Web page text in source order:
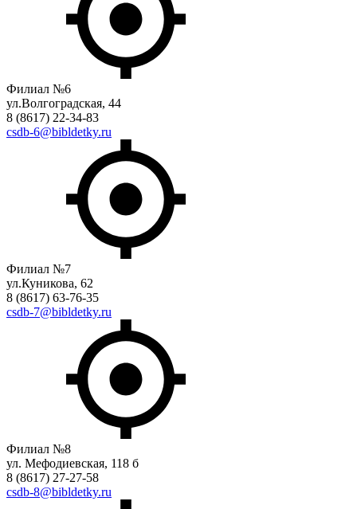
Филиал №6
ул.Волгоградская, 44
8 (8617) 22-34-83
csdb-6@bibldetky.ru
Филиал №7
ул.Куникова, 62
8 (8617) 63-76-35
csdb-7@bibldetky.ru
Филиал №8
ул. Мефодиевская, 118 б
8 (8617) 27-27-58
csdb-8@bibldetky.ru